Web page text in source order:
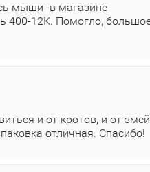
мыши -в магазине
400‑12К. Помогло,
и от кротов, и от
отличная. Спасибо!